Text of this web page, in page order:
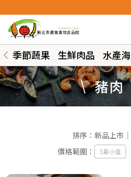
季節蔬果 生鮮肉品 水產
豬肉
排序： 新品上市
價格範圍：